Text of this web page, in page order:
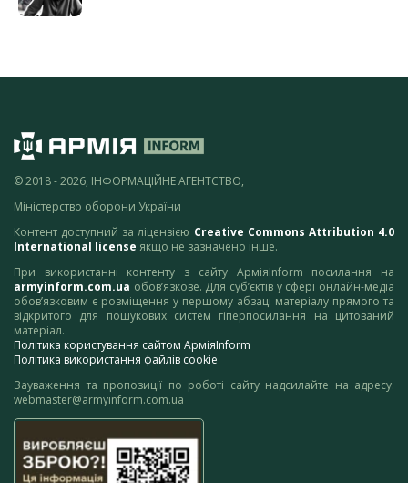
© 2018 - 2026, ІНФОРМАЦІЙНЕ АГЕНТСТВО,
Міністерство оборони України
Контент доступний за ліцензією Creative Commons Attribution 4.0
International license якщо не зазначено інше.
При використанні контенту з сайту АрміяInform посилання на
armyinform.com.ua обов’язкове. Для суб’єктів у сфері онлайн-медіа
обов’язковим є розміщення у першому абзаці матеріалу прямого та
відкритого для пошукових систем гіперпосилання на цитований
матеріал.
Політика користування сайтом АрміяInform
Політика використання файлів cookie
Зауваження та пропозиції по роботі сайту надсилайте на адресу:
webmaster@armyinform.com.ua